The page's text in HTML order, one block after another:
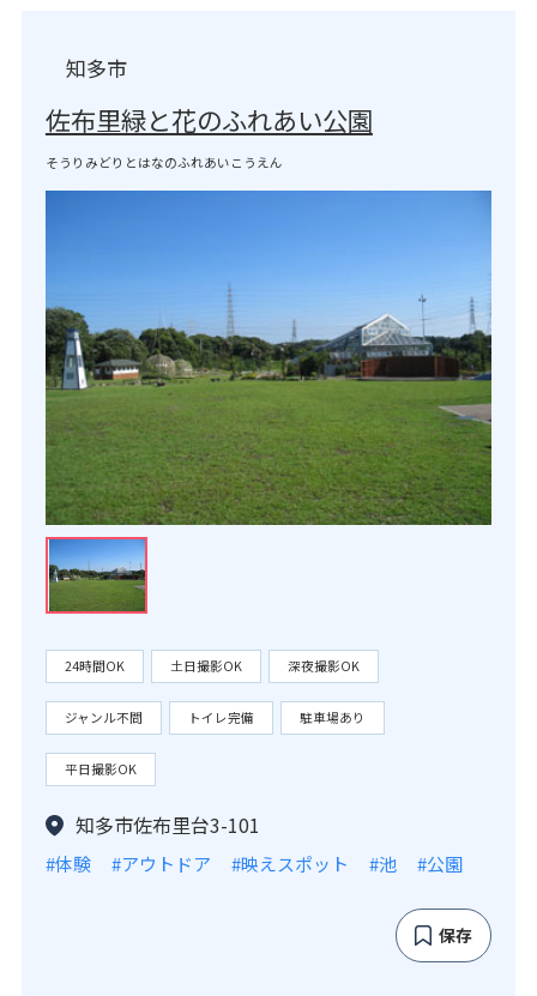
知多市
佐布里緑と花のふれあい公園
そうりみどりとはなのふれあいこうえん
24時間OK 土日撮影OK 深夜撮影OK
ジャンル不問 トイレ完備 駐車場あり
平日撮影OK
知多市佐布里台3-101
#体験 #アウトドア #映えスポット #池 #公園
保存